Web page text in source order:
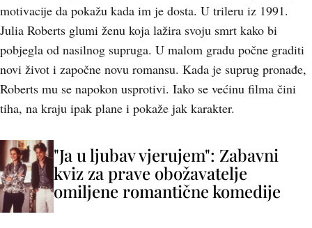
motivacije da pokažu kada im je dosta. U trileru iz 1991.
Julia Roberts glumi ženu koja lažira svoju smrt kako bi
pobjegla od nasilnog supruga. U malom gradu počne graditi
novi život i započne novu romansu. Kada je suprug pronađe,
Roberts mu se napokon usprotivi. Iako se većinu filma čini
tiha, na kraju ipak plane i pokaže jak karakter.
"Ja u ljubav vjerujem": Zabavni
kviz za prave obožavatelje
omiljene romantične komedije